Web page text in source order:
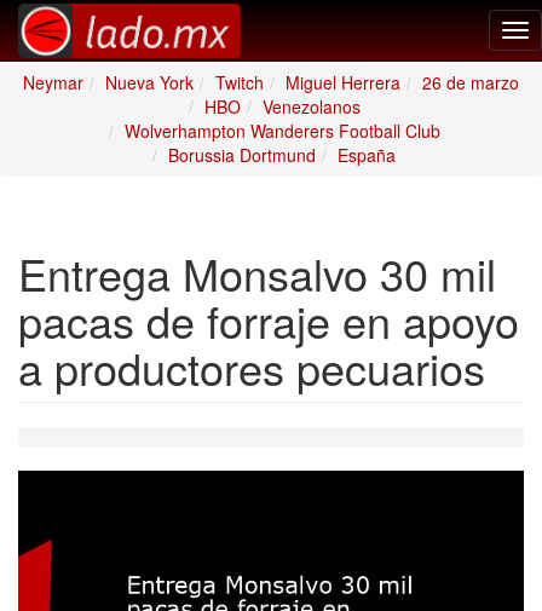
Neymar
Nueva York Twitch Miguel Herrera
26 de marzo
HBO
Venezolanos
Wolverhampton Wanderers Football Club
Borussia Dortmund
España
Entrega Monsalvo 30 mil
pacas de forraje en apoyo
a productores pecuarios